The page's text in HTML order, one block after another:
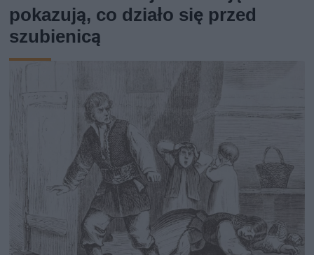
pokazują, co działo się przed
szubienicą